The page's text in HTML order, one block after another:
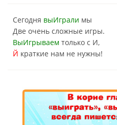
Сегодня выИграли мы
Две очень сложные игры.
ВыИгрываем только с И,
Й краткие нам не нужны!